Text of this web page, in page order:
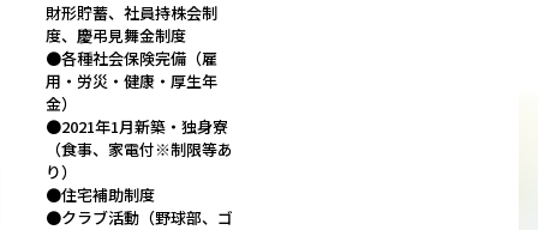
財形貯蓄、社員持株会制
度、慶弔見舞金制度
●各種社会保険完備（雇
用・労災・健康・厚生年
金）
●2021年1月新築・独身寮
（食事、家電付※制限等あ
り）
●住宅補助制度
●クラブ活動（野球部、ゴ